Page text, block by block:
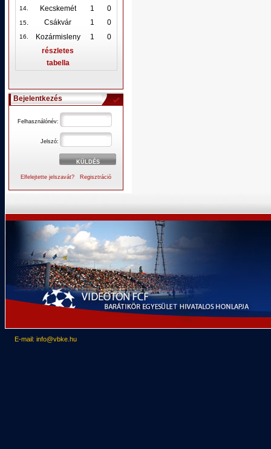
14. Kecskemét 1 0
15. Csákvár 1 0
16. Kozármisleny 1
0
részletes
tabella
Bejelentkezés
Felhasználónév:
Jelszó:
Elfelejtette jelszavát? Regisztráció
E-mail: info@vbke.hu